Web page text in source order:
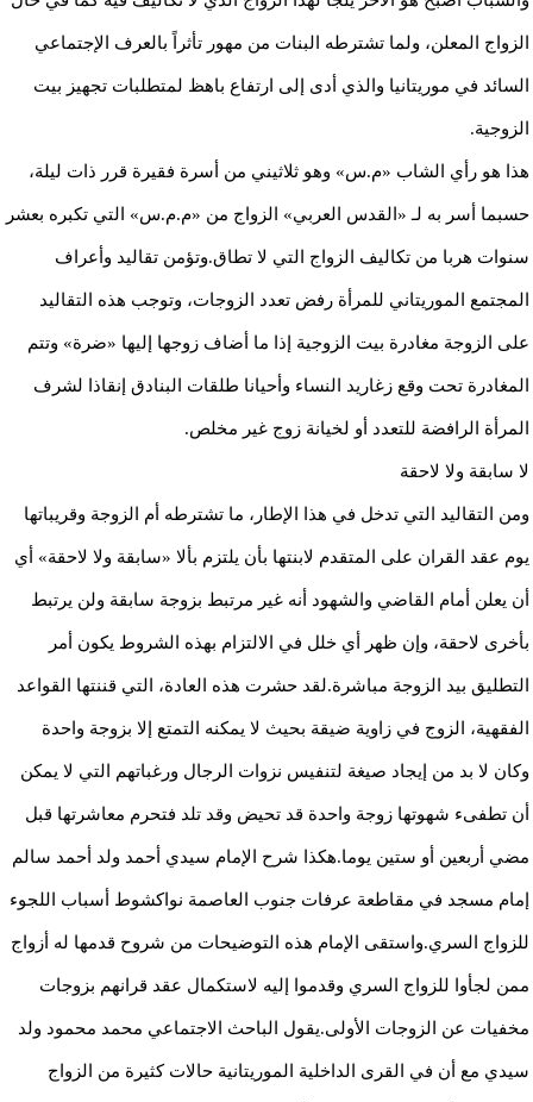
الزواج المعلن، ولما تشترطه البنات من مهور تأثراً بالعرف الإجتماعي
السائد في موريتانيا والذي أدى إلى ارتفاع باهظ لمتطلبات تجهيز بيت
الزوجية.
هذا هو رأي الشاب «م.س» وهو ثلاثيني من أسرة فقيرة قرر ذات ليلة،
حسبما أسر به لـ «القدس العربي» الزواج من «م.م.س» التي تكبره بعشر
سنوات هربا من تكاليف الزواج التي لا تطاق.وتؤمن تقاليد وأعراف
المجتمع الموريتاني للمرأة رفض تعدد الزوجات، وتوجب هذه التقاليد
على الزوجة مغادرة بيت الزوجية إذا ما أضاف زوجها إليها «ضرة» وتتم
المغادرة تحت وقع زغاريد النساء وأحيانا طلقات البنادق إنقاذا لشرف
المرأة الرافضة للتعدد أو لخيانة زوج غير مخلص.
لا سابقة ولا لاحقة
ومن التقاليد التي تدخل في هذا الإطار، ما تشترطه أم الزوجة وقريباتها
يوم عقد القران على المتقدم لابنتها بأن يلتزم بألا «سابقة ولا لاحقة» أي
أن يعلن أمام القاضي والشهود أنه غير مرتبط بزوجة سابقة ولن يرتبط
بأخرى لاحقة، وإن ظهر أي خلل في الالتزام بهذه الشروط يكون أمر
التطليق بيد الزوجة مباشرة.لقد حشرت هذه العادة، التي قننتها القواعد
الفقهية، الزوج في زاوية ضيقة بحيث لا يمكنه التمتع إلا بزوجة واحدة
وكان لا بد من إيجاد صيغة لتنفيس نزوات الرجال ورغباتهم التي لا يمكن
أن تطفىء شهوتها زوجة واحدة قد تحيض وقد تلد فتحرم معاشرتها قبل
مضي أربعين أو ستين يوما.هكذا شرح الإمام سيدي أحمد ولد أحمد سالم
إمام مسجد في مقاطعة عرفات جنوب العاصمة نواكشوط أسباب اللجوء
للزواج السري.واستقى الإمام هذه التوضيحات من شروح قدمها له أزواج
ممن لجأوا للزواج السري وقدموا إليه لاستكمال عقد قرانهم بزوجات
مخفيات عن الزوجات الأولى.يقول الباحث الاجتماعي محمد محمود ولد
سيدي مع أن في القرى الداخلية الموريتانية حالات كثيرة من الزواج